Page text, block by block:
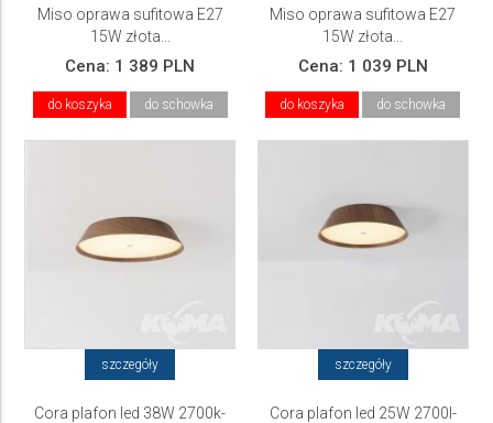
Miso oprawa sufitowa E27
15W złota...
Cena: 1 389 PLN
do koszyka do schowka
Miso oprawa sufitowa E27
15W złota...
Cena: 1 039 PLN
do koszyka do schowka
szczegóły
Cora plafon led 38W 2700k-
szczegóły
Cora plafon led 25W 2700l-